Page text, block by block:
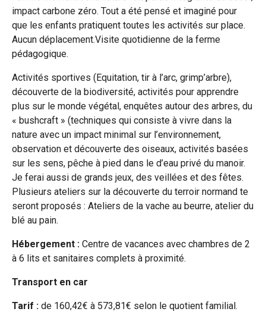
impact carbone zéro. Tout a été pensé et imaginé pour
que les enfants pratiquent toutes les activités sur place.
Aucun déplacement.Visite quotidienne de la ferme
pédagogique.
Activités sportives (Equitation, tir à l’arc, grimp’arbre),
découverte de la biodiversité, activités pour apprendre
plus sur le monde végétal, enquêtes autour des arbres, du
« bushcraft » (techniques qui consiste à vivre dans la
nature avec un impact minimal sur l’environnement,
observation et découverte des oiseaux, activités basées
sur les sens, pêche à pied dans le d’eau privé du manoir.
Je ferai aussi de grands jeux, des veillées et des fêtes.
Plusieurs ateliers sur la découverte du terroir normand te
seront proposés : Ateliers de la vache au beurre, atelier du
blé au pain.
Hébergement : Centre de vacances avec chambres de 2
à 6 lits et sanitaires complets à proximité.
Transport en car
Tarif : de 160,42€ à 573,81€ selon le quotient familial.